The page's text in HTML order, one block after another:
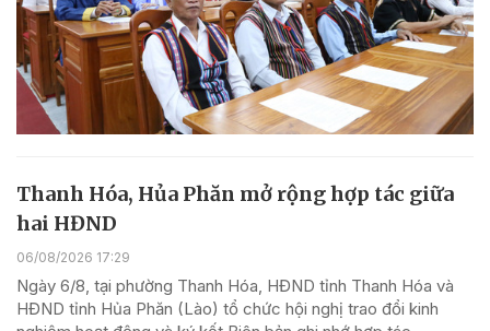
Thanh Hóa, Hủa Phăn mở rộng hợp tác giữa
hai HĐND
06/08/2026 17:29
Ngày 6/8, tại phường Thanh Hóa, HĐND tỉnh Thanh Hóa và
HĐND tỉnh Hủa Phăn (Lào) tổ chức hội nghị trao đổi kinh